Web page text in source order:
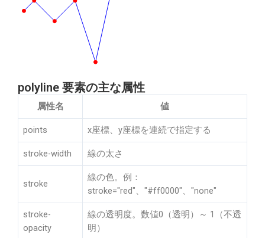
polyline 要素の主な属性
属性名 値
points x座標、y座標を連続で指定する
stroke-width 線の太さ
stroke
線の色。例：
stroke="red"、"#ff0000"、"none"
stroke-
opacity
線の透明度。数値0（透明）～ 1（不透
明）